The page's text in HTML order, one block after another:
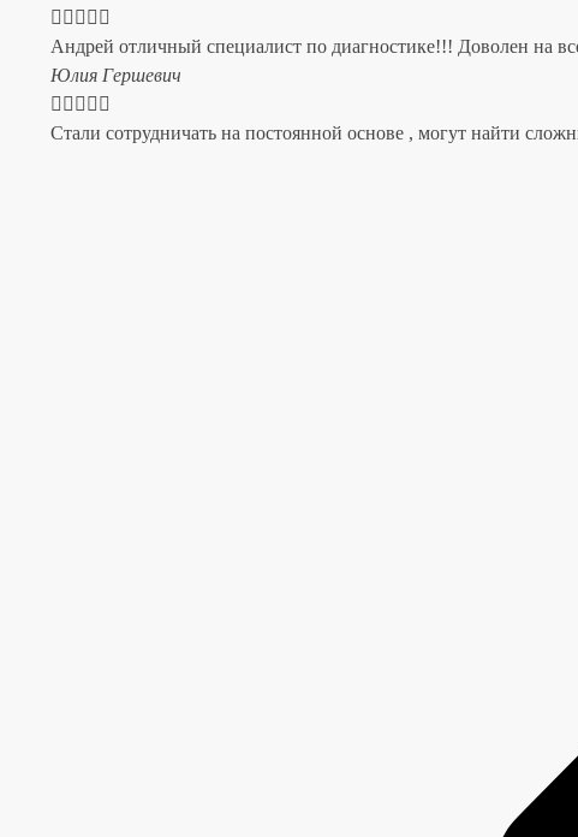
    
Андрей отличный специалист по диагностике!!! Доволен на
​Юлия Гершевич
    
Стали сотрудничать на постоянной основе , могут найти